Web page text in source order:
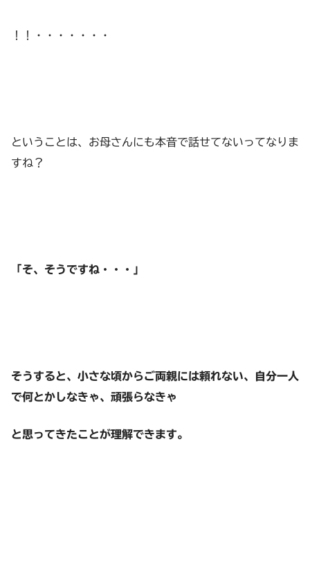
！！・・・・・・・
ということは、お母さんにも本音で話せてないってなりま
すね？
「そ、そうですね・・・」
そうすると、小さな頃からご両親には頼れない、自分一人
で何とかしなきゃ、頑張らなきゃ
と思ってきたことが理解できます。